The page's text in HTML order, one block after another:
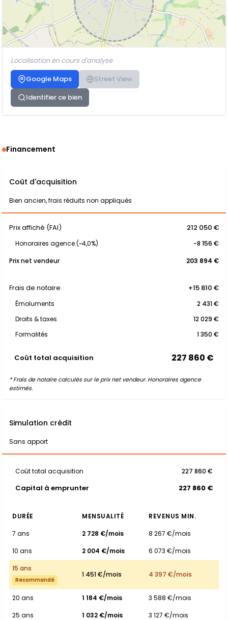
Localisation en cours d'analyse
Google Maps
Street View
Identifier ce bien
Financement
Coût d'acquisition
Bien ancien, frais réduits non appliqués
Prix affiché (FAI) 212 050 €
Honoraires agence (~4,0%)
-8 156 €
Prix net vendeur
203 894 €
Frais de notaire +15 810 €
Émoluments
2 431 €
Droits & taxes
12 029 €
Formalités
1 350 €
Coût total acquisition 227 860 €
* Frais de notaire calculés sur le prix net vendeur. Honoraires agence
estimés.
Simulation crédit
Sans apport
Coût total acquisition 227 860 €
Capital à emprunter 227 860 €
DURÉE MENSUALITÉ
REVENUS MIN.
7 ans
2 728 €/mois
8 267 €/mois
10 ans
2 004 €/mois
6 073 €/mois
15 ans
Recommandé
1 451 €/mois 4 397 €/mois
20 ans 1 184 €/mois
3 588 €/mois
25 ans
1 032 €/mois 3 127 €/mois